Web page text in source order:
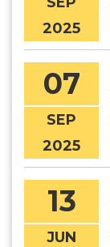
2025
07
SEP
2025
13
JUN